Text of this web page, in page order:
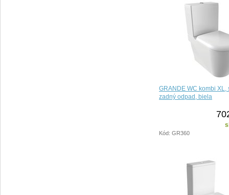
GRANDE WC kombi XL,
zadný odpad, biela
Kód: GR360